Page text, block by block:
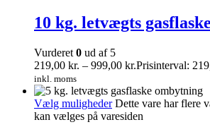
10 kg. letvægts gasflaske
Vurderet 0 ud af 5
219,00 kr. – 999,00 kr.Prisinterval:
inkl. moms
Vælg muligheder Dette vare har flere
kan vælges på varesiden